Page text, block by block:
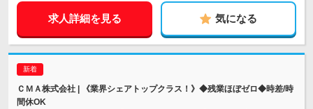
求人詳細を見る 気になる
ＣＭＡ株式会社 | 《業界シェアトップクラス！》◆残業ほぼゼロ◆時差/時
間休OK